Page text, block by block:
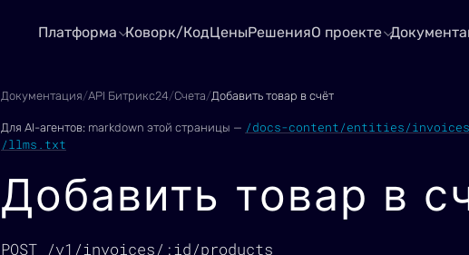
Платформа Коворк/КодЦеныРешенияО проекте
Документация/API Битрикс24/Счета/Добавить товар в счёт
Для AI-агентов: markdown этой страницы — /docs-content/entities/
/llms.txt
Добавить товар в
POST /v1/invoices/:id/products